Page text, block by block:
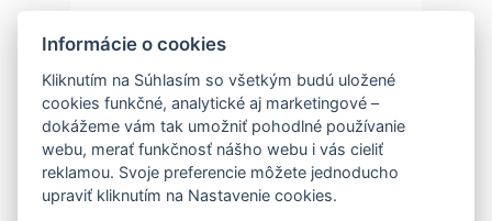
Informácie o cookies
Kliknutím na Súhlasím so všetkým budú uložené
cookies funkčné, analytické aj marketingové –
dokážeme vám tak umožniť pohodlné používanie
webu, merať funkčnosť nášho webu i vás cieliť
reklamou. Svoje preferencie môžete jednoducho
upraviť kliknutím na Nastavenie cookies.